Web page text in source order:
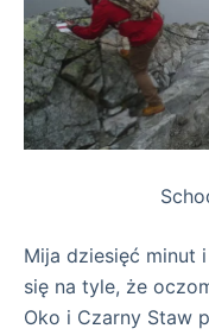
Mija dziesięć minut
się na tyle, że
Oko i Czarny Staw